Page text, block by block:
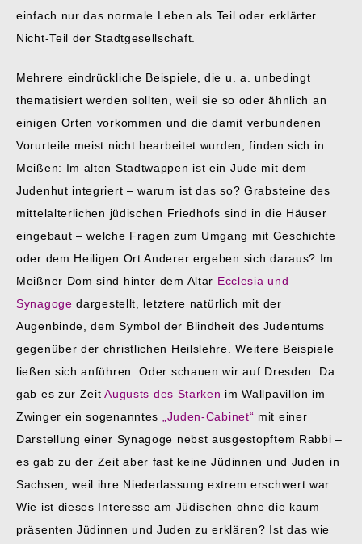
einfach nur das normale Leben als Teil oder erklärter
Nicht-Teil der Stadtgesellschaft.
Mehrere eindrückliche Beispiele, die u. a. unbedingt
thematisiert werden sollten, weil sie so oder ähnlich an
einigen Orten vorkommen und die damit verbundenen
Vorurteile meist nicht bearbeitet wurden, finden sich in
Meißen: Im alten Stadtwappen ist ein Jude mit dem
Judenhut integriert – warum ist das so? Grabsteine des
mittelalterlichen jüdischen Friedhofs sind in die Häuser
eingebaut – welche Fragen zum Umgang mit Geschichte
oder dem Heiligen Ort Anderer ergeben sich daraus? Im
Meißner Dom sind hinter dem Altar Ecclesia und
Synagoge dargestellt, letztere natürlich mit der
Augenbinde, dem Symbol der Blindheit des Judentums
gegenüber der christlichen Heilslehre. Weitere Beispiele
ließen sich anführen. Oder schauen wir auf Dresden: Da
gab es zur ZeitAugusts des Starken im Wallpavillon im
Zwinger ein sogenanntes
„Juden-Cabinet“ mit einer
Darstellung einer Synagoge nebst ausgestopftem Rabbi –
es gab zu der Zeit aber fast keine Jüdinnen und Juden in
Sachsen, weil ihre Niederlassung extrem erschwert war.
Wie ist dieses Interesse am Jüdischen ohne die kaum
präsenten Jüdinnen und Juden zu erklären? Ist das wie